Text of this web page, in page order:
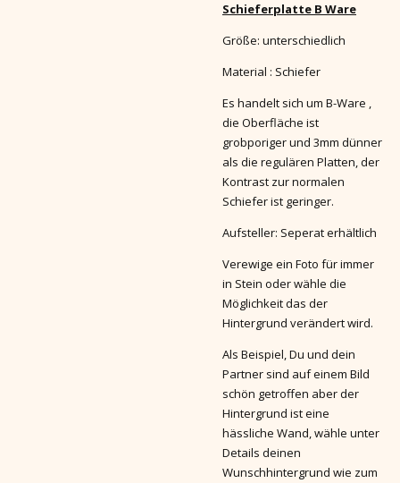
Schieferplatte B Ware
Größe: unterschiedlich
Material : Schiefer
Es handelt sich um B-Ware ,
die Oberfläche ist
grobporiger und 3mm dünner
als die regulären Platten, der
Kontrast zur normalen
Schiefer ist geringer.
Aufsteller: Seperat erhältlich
Verewige ein Foto für immer
in Stein oder wähle die
Möglichkeit das der
Hintergrund verändert wird.
Als Beispiel, Du und dein
Partner sind auf einem Bild
schön getroffen aber der
Hintergrund ist eine
hässliche Wand, wähle unter
Details deinen
Wunschhintergrund wie zum